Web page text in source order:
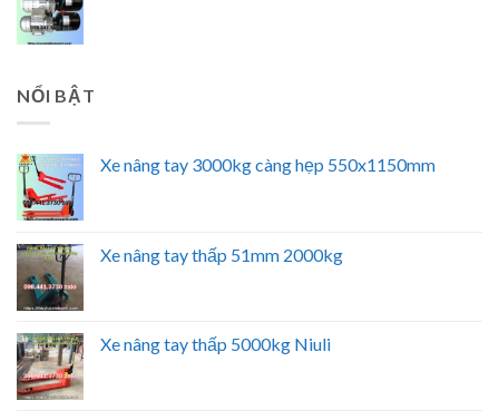
NỔI BẬT
Xe nâng tay 3000kg càng hẹp 550x1150mm
Xe nâng tay thấp 51mm 2000kg
Xe nâng tay thấp 5000kg Niuli